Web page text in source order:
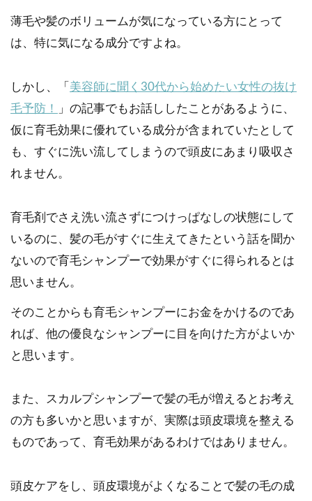
薄毛や髪のボリュームが気になっている方にとって
は、特に気になる成分ですよね。
しかし、「 美容師に聞く30代から始めたい女性の抜け
毛予防！
」の記事でもお話ししたことがあるように、
仮に育毛効果に優れている成分が含まれていたとして
も、すぐに洗い流してしまうので頭皮にあまり吸収さ
れません。
育毛剤でさえ洗い流さずにつけっぱなしの状態にして
いるのに、髪の毛がすぐに生えてきたという話を聞か
ないので育毛シャンプーで効果がすぐに得られるとは
思いません。
そのことからも育毛シャンプーにお金をかけるのであ
れば、他の優良なシャンプーに目を向けた方がよいか
と思います。
また、スカルプシャンプーで髪の毛が増えるとお考え
の方も多いかと思いますが、実際は頭皮環境を整える
ものであって、育毛効果があるわけではありません。
頭皮ケアをし、頭皮環境がよくなることで髪の毛の成